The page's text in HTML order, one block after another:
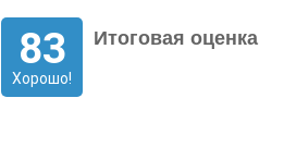
83
Хорошо!
Итоговая оценка